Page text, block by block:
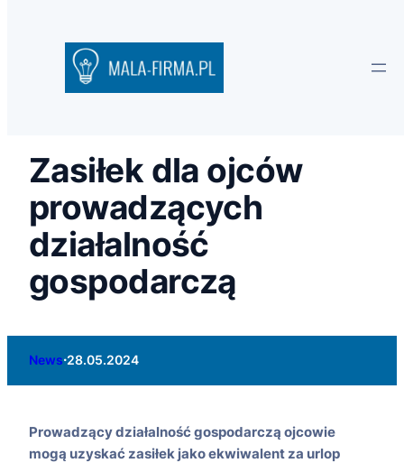
Zasiłek dla ojców
prowadzących
działalność
gospodarczą
News·28.05.2024
Prowadzący działalność gospodarczą ojcowie
mogą uzyskać zasiłek jako ekwiwalent za urlop